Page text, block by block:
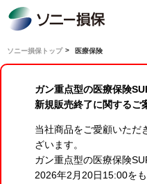
ソニー損保トップ 医療保険
ガン重点型の医療保険
新規販売終了に関するご
当社商品をご愛顧いただ
ざいます。
ガン重点型の医療保険
2026年2月20日15:00を